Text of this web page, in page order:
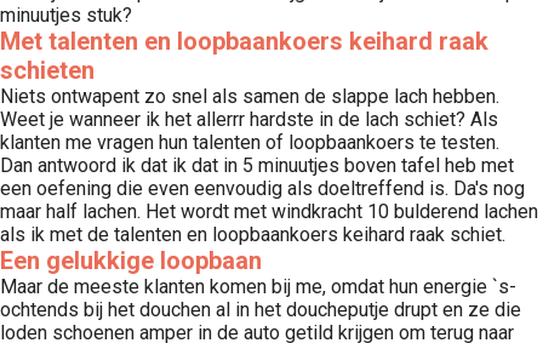
minuutjes stuk?
Met talenten en loopbaankoers keihard raak
schieten
Niets ontwapent zo snel als samen de slappe lach hebben.
Weet je wanneer ik het allerrr hardste in de lach schiet? Als
klanten me vragen hun talenten of loopbaankoers te testen.
Dan antwoord ik dat ik dat in 5 minuutjes boven tafel heb met
een oefening die even eenvoudig als doeltreffend is. Da's nog
maar half lachen. Het wordt met windkracht 10 bulderend lachen
als ik met de talenten en loopbaankoers keihard raak schiet.
Een gelukkige loopbaan
Maar de meeste klanten komen bij me, omdat hun energie `s-
ochtends bij het douchen al in het doucheputje drupt en ze die
loden schoenen amper in de auto getild krijgen om terug naar